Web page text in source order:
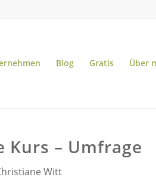
Blog Gratis Über
Kurs – Umfrage
Witt